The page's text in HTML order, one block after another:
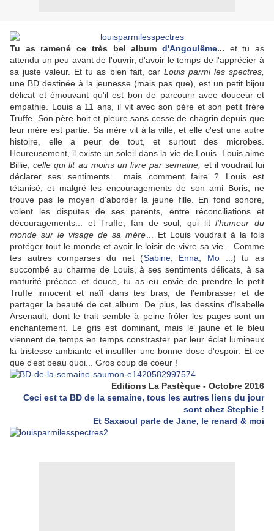
Tu as ramené ce très bel album d'Angoulême... et tu as
attendu un peu avant de l'ouvrir, d'avoir le temps de l'apprécier à
sa juste valeur. Et tu as bien fait, car Louis parmi les spectres,
une BD destinée à la jeunesse (mais pas que), est un petit bijou
délicat et émouvant qu'il est bon de parcourir avec douceur et
empathie. Louis a 11 ans, il vit avec son père et son petit frère
Truffe. Son père boit et pleure sans cesse de chagrin depuis que
leur mère est partie. Sa mère vit à la ville, et elle c'est une autre
histoire, elle a peur de tout, et surtout des microbes.
Heureusement, il existe un soleil dans la vie de Louis. Louis aime
Billie,celle qui lit au moins un livre par semaine,
et il voudrait lui
déclarer ses sentiments... mais comment faire ? Louis est
tétanisé, et malgré les encouragements de son ami Boris, ne
trouve pas le moyen d'aborder la jeune fille. En fond sonore,
volent les disputes de ses parents, entre réconciliations et
découragements... et Truffe, fan de soul, qui litl'humeur du
monde sur le visage de sa mère ... Et Louis voudrait à la fois
protéger tout le monde et avoir le loisir de vivre sa vie... Comme
tes autres comparses du net (Sabine, Enna Mo...) tu as
succombé au charme de Louis, à ses sentiments délicats, à sa
maturité précoce et douce, tu as eu envie de prendre le petit
Truffe innocent et naïf dans tes bras, de l'embrasser et de
partager la beauté de cet album. De plus, les dessins d'Isabelle
Arsenault, dont le trait semble à peine frôler les pages sont un
enchantement. Le gris est dominant, mais le jaune et le bleu
viennent de temps en temps constraster par leur éclat lumineux
la tristesse ambiante et insuffler une bonne dose d'espoir. Et ce
que c'est beau quoi... Gros coup de coeur !
Editions La Pastèque - Octobre 2016
Ceci est ta BD de la semaine, tous les autres liens du jour
sont chez Stephie !
Et Saxaoul parle de Jane, le renard & moi